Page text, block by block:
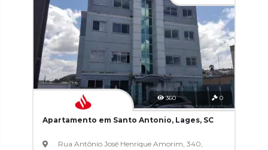
360 0
Apartamento em Santo Antonio, Lages, SC
Rua Antônio José Henrique Amorim, 340,